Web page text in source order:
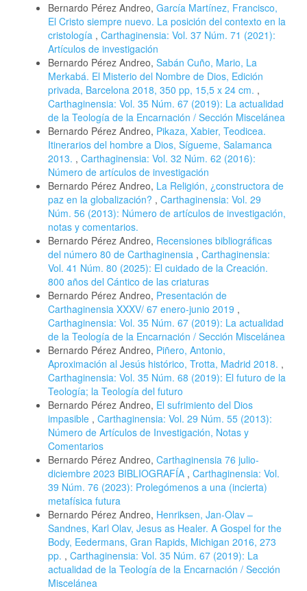
Bernardo Pérez Andreo, García Martínez, Francisco,
El Cristo siempre nuevo. La posición del contexto en la
cristología , Carthaginensia: Vol. 37 Núm. 71 (2021):
Artículos de investigación
Bernardo Pérez Andreo, Sabán Cuño, Mario, La
Merkabá. El Misterio del Nombre de Dios, Edición
privada, Barcelona 2018, 350 pp, 15,5 x 24 cm. ,
Carthaginensia: Vol. 35 Núm. 67 (2019): La actualidad
de la Teología de la Encarnación / Sección Miscelánea
Bernardo Pérez Andreo, Pikaza, Xabier, Teodicea.
Itinerarios del hombre a Dios, Sígueme, Salamanca
2013. , Carthaginensia: Vol. 32 Núm. 62 (2016):
Número de artículos de investigación
Bernardo Pérez Andreo, La Religión, ¿constructora de
paz en la globalización? , Carthaginensia: Vol. 29
Núm. 56 (2013): Número de artículos de investigación,
notas y comentarios.
Bernardo Pérez Andreo, Recensiones bibliográficas
del número 80 de Carthaginensia , Carthaginensia:
Vol. 41 Núm. 80 (2025): El cuidado de la Creación.
800 años del Cántico de las criaturas
Bernardo Pérez Andreo, Presentación de
Carthaginensia XXXV/ 67 enero-junio 2019 ,
Carthaginensia: Vol. 35 Núm. 67 (2019): La actualidad
de la Teología de la Encarnación / Sección Miscelánea
Bernardo Pérez Andreo, Piñero, Antonio,
Aproximación al Jesús histórico, Trotta, Madrid 2018. ,
Carthaginensia: Vol. 35 Núm. 68 (2019): El futuro de la
Teología; la Teología del futuro
Bernardo Pérez Andreo, El sufrimiento del Dios
impasible , Carthaginensia: Vol. 29 Núm. 55 (2013):
Número de Artículos de Investigación, Notas y
Comentarios
Bernardo Pérez Andreo, Carthaginensia 76 julio-
diciembre 2023 BIBLIOGRAFÍA , Carthaginensia: Vol.
39 Núm. 76 (2023): Prolegómenos a una (incierta)
metafísica futura
Bernardo Pérez Andreo, Henriksen, Jan-Olav –
Sandnes, Karl Olav, Jesus as Healer. A Gospel for the
Body, Eedermans, Gran Rapids, Michigan 2016, 273
pp. , Carthaginensia: Vol. 35 Núm. 67 (2019): La
actualidad de la Teología de la Encarnación / Sección
Miscelánea